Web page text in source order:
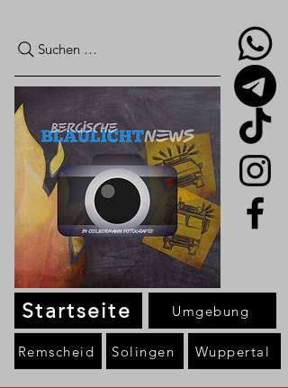
Suchen …
Startseite
Remscheid Solingen Wuppertal
Umgebung